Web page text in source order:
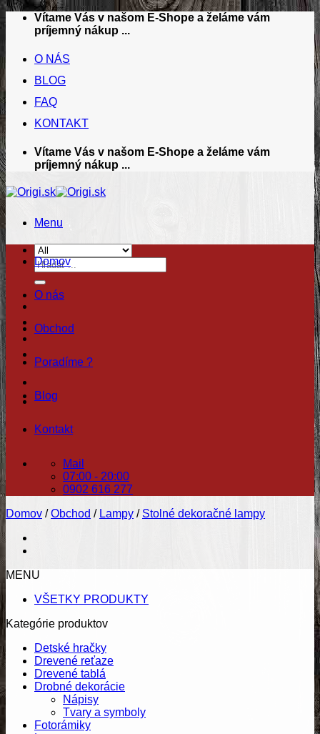
Skip
Vítame Vás v našom E-Shope a želáme vám
príjemný nákup ...
O NÁS
BLOG
FAQ
KONTAKT
Vítame Vás v našom E-Shope a želáme vám
príjemný nákup ...
Menu
Hľadať:
Domov
O nás
Obchod
Poradíme ?
Blog
Kontakt
Mail
07:00 - 20:00
0902 616 277
Domov / Obchod / Lampy / Stolné dekoračné lampy
MENU
VŠETKY PRODUKTY
Kategórie produktov
Detské hračky
Drevené reťaze
Drevené tablá
Drobné dekorácie
Nápisy
Tvary a symboly
Fotorámiky